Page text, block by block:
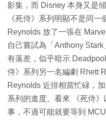
影集，而 Disney 本身又是
《死侍》系列明顯不是同
Reynolds 放了一張在
自己嘗試為「Anthony
有落差，似乎暗示
侍》系列另一名編劇 Rhett
Reynolds 近排相當忙碌，
系列的進度。看來 《死侍
事，不過可能就要等到 MCU